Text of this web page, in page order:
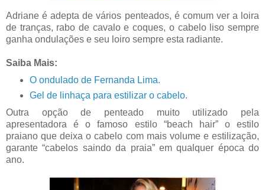
Adriane é adepta de vários penteados, é comum ver a loira
de tranças, rabo de cavalo e coques, o cabelo liso sempre
ganha ondulações e seu loiro sempre esta radiante.
Saiba Mais:
O ondulado de Fernanda Lima.
Gel de linhaça para estilizar o cabelo.
Outra opção de penteado muito utilizado pela
apresentadora é o famoso estilo “beach hair” o estilo
praiano que deixa o cabelo com mais volume e estilização,
garante “cabelos saindo da praia” em qualquer época do
ano.